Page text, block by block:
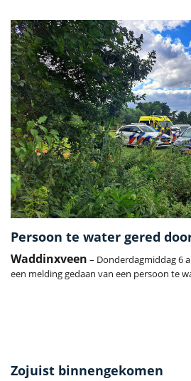
Persoon te water gered
Waddinxveen – Donderdagmiddag 6
een melding gedaan van een persoon te
Zojuist binnengekomen